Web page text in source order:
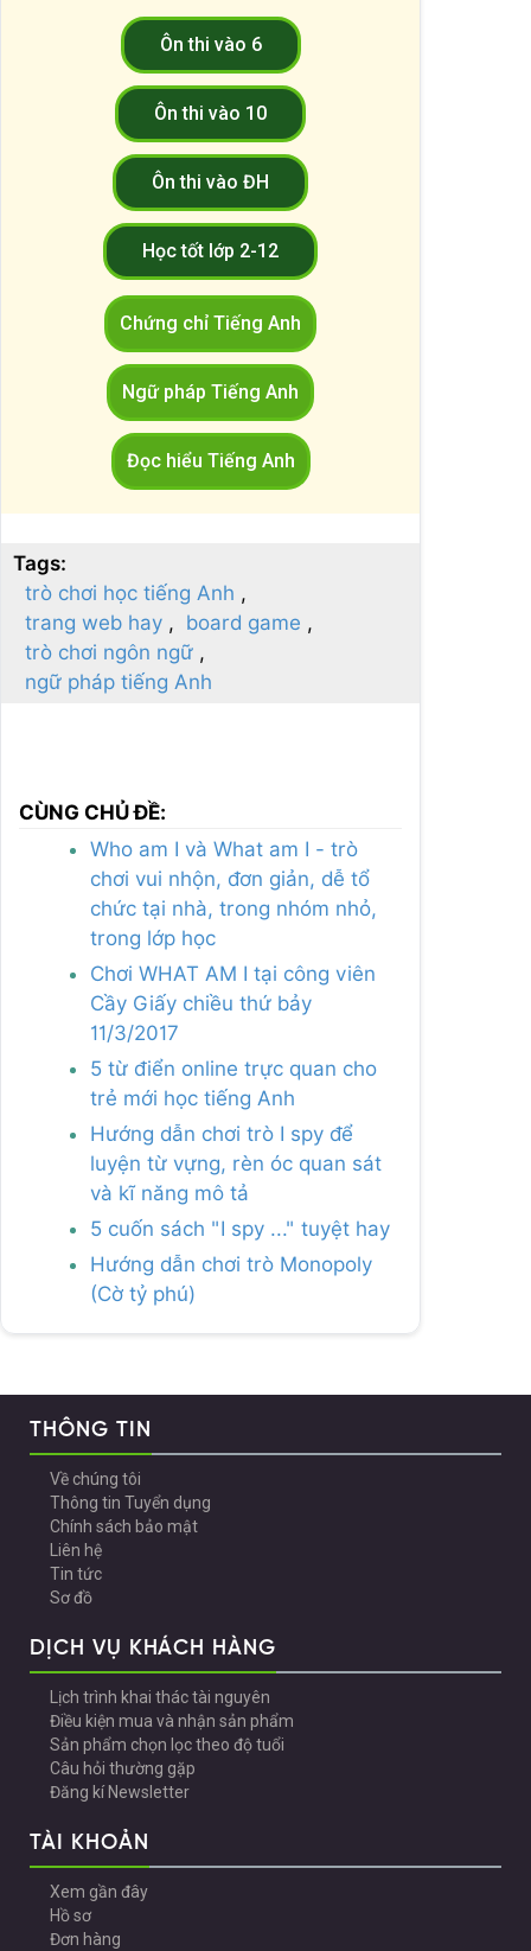
Ôn thi vào 6
Ôn thi vào 10
Ôn thi vào ĐH
Học tốt lớp 2-12
Chứng chỉ Tiếng Anh
Ngữ pháp Tiếng Anh
Đọc hiểu Tiếng Anh
Tags:
trò chơi học tiếng Anh
trang web hay
board game
trò chơi ngôn ngữ
ngữ pháp tiếng Anh
CÙNG CHỦ ĐỀ:
Who am I và What am I - trò
chơi vui nhộn, đơn giản, dễ tổ
chức tại nhà, trong nhóm nhỏ,
trong lớp học
Chơi WHAT AM I tại công viên
Cầy Giấy chiều thứ bảy
11/3/2017
5 từ điển online trực quan cho
trẻ mới học tiếng Anh
Hướng dẫn chơi trò I spy để
luyện từ vựng, rèn óc quan sát
và kĩ năng mô tả
5 cuốn sách "I spy ..." tuyệt hay
Hướng dẫn chơi trò Monopoly
(Cờ tỷ phú)
THÔNG TIN
Về chúng tôi
Thông tin Tuyển dụng
Chính sách bảo mật
Liên hệ
Tin tức
Sơ đồ
DỊCH VỤ KHÁCH HÀNG
Lịch trình khai thác tài nguyên
Điều kiện mua và nhận sản phẩm
Sản phẩm chọn lọc theo độ tuổi
Câu hỏi thường gặp
Đăng kí Newsletter
TÀI KHOẢN
Xem gần đây
Hồ sơ
Đơn hàng